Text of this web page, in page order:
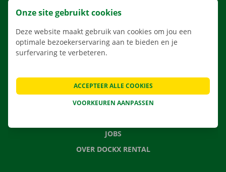
APP
VEELGESTELDE VRAGEN
NIEUWS
JOBS
OVER DOCKX RENTAL
Onze site gebruikt cookies
Deze website maakt gebruik van cookies om jou een
optimale bezoekerservaring aan te bieden en je
surfervaring te verbeteren.
VOORKEUREN AANPASSEN
ACCEPTEER ALLE COOKIES